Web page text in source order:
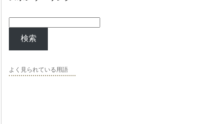
検索
よく見られている用語